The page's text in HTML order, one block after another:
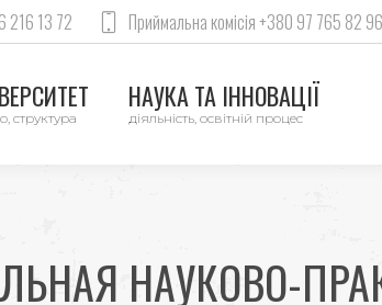
216 13 72 Приймальна комісія +380 97 765 82 96
структура
НАУКА ТА ІННОВАЦІЇ
діяльність, освітній процес
НАУКОВО-